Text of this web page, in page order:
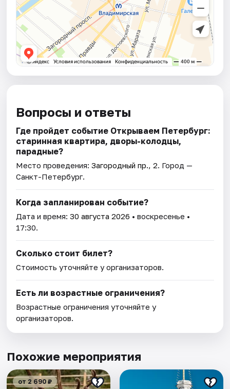
Вопросы и ответы
Где пройдет событие Открываем Петербург:
старинная квартира, дворы-колодцы,
парадные?
Место проведения:Загородный пр., 2. Город —
Санкт-Петербург.
Когда запланирован событие?
Дата и время:30 августа 2026 • воскресенье •
17:30.
Сколько стоит билет?
Стоимость уточняйте у организаторов.
Есть ли возрастные ограничения?
Возрастные ограничения уточняйте у
организаторов.
Похожие мероприятия
от 2 690 ₽